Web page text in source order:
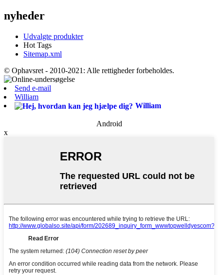
nyheder
Udvalgte produkter
Hot Tags
Sitemap.xml
© Ophavsret - 2010-2021: Alle rettigheder forbeholdes.
Send e-mail
William
William
Android
x